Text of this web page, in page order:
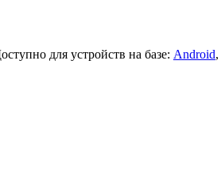
для устройств на базе: Android,